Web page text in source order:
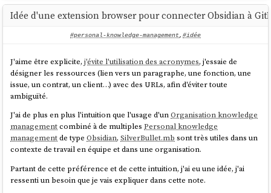
multi_match: {
	type: "best_fields"
}
Pour les parcourir, je conseille ce point d'entrée de la documentation
Search in Depth.
Même après avoir fini mon implémentation de la fonction recherche,
je dois avouer que je tâtonne sur le sujet. Je suis loin de maitriser le
Au départ, après lecture de ce paragraphe :
Idée d'une extension browser pour connecter Obsidian à
#personal-knowledge-management, #idée
J'aime être explicite,j'évite l'utilisation des acronymes, j'essaie de
désigner les ressources (lien vers un paragraphe, une fonction, une
issue, un contrat, un client…) avec des URLs, afin d'éviter toute
ambiguïté.
J'ai de plus en plus l'intuition que l'usage d'unOrganisation knowledge
managementcombiné à de multiplesPersonal knowledge
managementde typeObsidian,SilverBullet.mbsont très utiles dans un
contexte de travail en équipe et dans une organisation.
Partant de cette préférence et de cette intuition, j'ai eu une idée, j'ai
ressenti un besoin que je vais expliquer dans cette note.